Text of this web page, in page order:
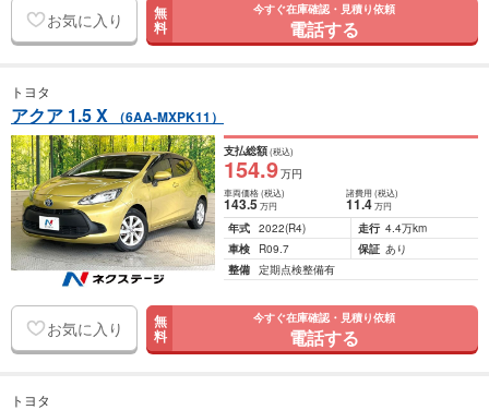
お気に入り 無
料
今すぐ在庫確認・見積り依頼
電話する
トヨタ
アクア 1.5 X （6AA-MXPK11）
支払総額(税込)
154.9万円
車両価格(税込)
143.5万円
諸費用 (税込)
11.4 万円
年式 2022(R4) 走行 4.4万km
車検
R09.7 保証 あり
整備 定期点検整備有
お気に入り 無
料
今すぐ在庫確認・見積り依頼
電話する
トヨタ